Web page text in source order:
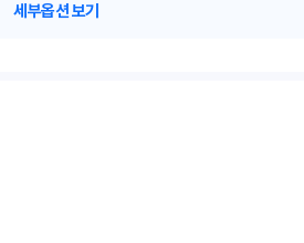
세부옵션 보기